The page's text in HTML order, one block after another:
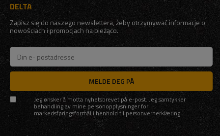
DELTA
Zapisz się do naszego newslettera, żeby otrzymywać informacje o
nowościach i promocjach na bieżąco.
MELDE DEG PÅ
Jeg ønsker å motta nyhetsbrevet på e-post. Jeg samtykker
behandling av mine personopplysninger for
markedsføringsformål i henhold til personvernerklæring